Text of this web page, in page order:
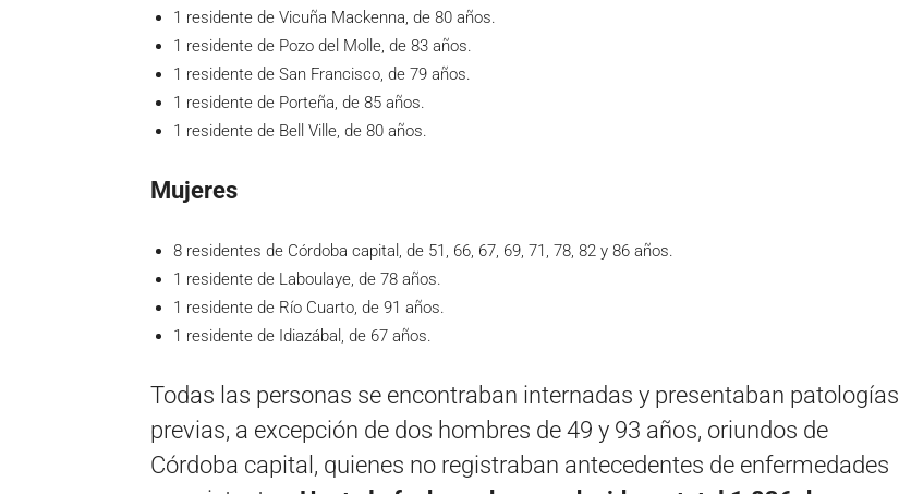
1 residente de Vicuña Mackenna, de 80 años.
1 residente de Pozo del Molle, de 83 años.
1 residente de San Francisco, de 79 años.
1 residente de Porteña, de 85 años.
1 residente de Bell Ville, de 80 años.
Mujeres
8 residentes de Córdoba capital, de 51, 66, 67, 69, 71, 78, 82 y 86 años.
1 residente de Laboulaye, de 78 años.
1 residente de Río Cuarto, de 91 años.
1 residente de Idiazábal, de 67 años.
Todas las personas se encontraban internadas y presentaban patologías
previas, a excepción de dos hombres de 49 y 93 años, oriundos de
Córdoba capital, quienes no registraban antecedentes de enfermedades